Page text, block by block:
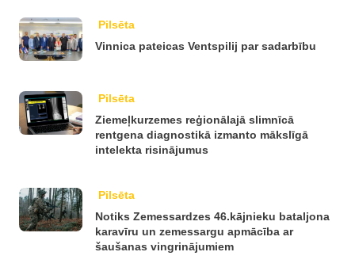
Pilsēta
Vinnica pateicas Ventspilij par sadarbību
Pilsēta
Ziemeļkurzemes reģionālajā slimnīcā
rentgena diagnostikā izmanto mākslīgā
intelekta risinājumus
Pilsēta
Notiks Zemessardzes 46.kājnieku bataljona
karavīru un zemessargu apmācība ar
šaušanas vingrinājumiem